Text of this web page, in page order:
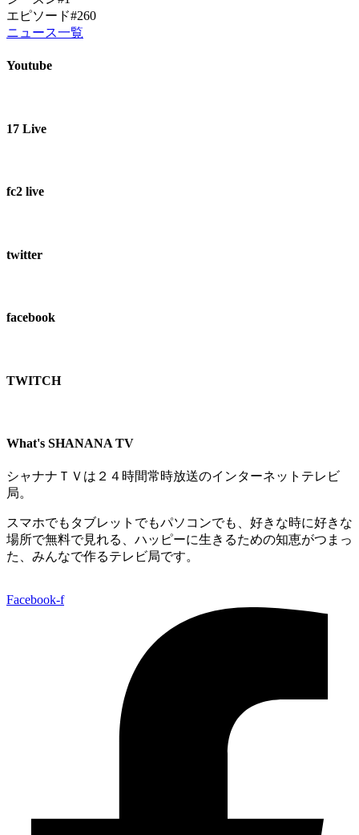
エピソード#260
ニュース一覧
Youtube
17 Live
fc2 live
twitter
facebook
TWITCH​
What's SHANANA TV
シャナナＴＶは２４時間常時放送のインターネットテレビ
局。
スマホでもタブレットでもパソコンでも、好きな時に好きな
場所で無料で見れる、 ハッピーに生きるための知恵がつまっ
た、みんなで作るテレビ局です。
Facebook-f